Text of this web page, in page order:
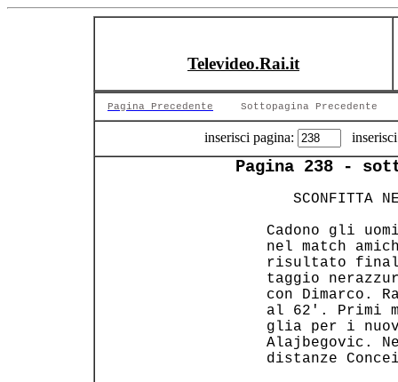
Televideo.Rai.it
Pagina Precedente Sottopagina Precedente
inserisci pagina:
Pagina 238 -
SCONFITTA
Cadono gli
nel match
risultato
taggio
con Dimarco.
al 62'. Primi
glia per i
Alajbegovic.